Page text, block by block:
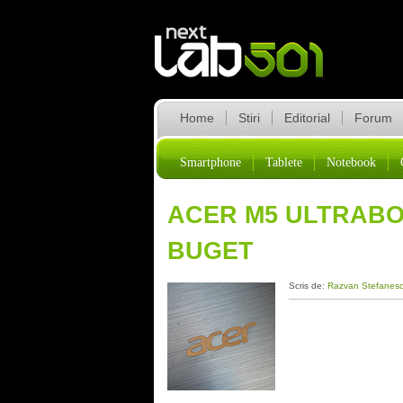
Home Stiri Editorial Forum
Smartphone Tablete Notebook
ACER M5
BUGET
Scris de: Razvan